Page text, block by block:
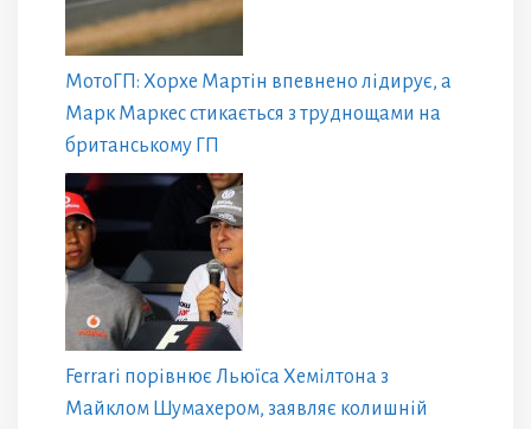
МотоГП: Хорхе Мартін впевнено лідирує, а
Марк Маркес стикається з труднощами на
британському ГП
Ferrari порівнює Льюїса Хемілтона з
Майклом Шумахером, заявляє колишній